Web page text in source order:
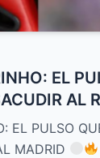
EL
AL
EL PULSO
MADRID